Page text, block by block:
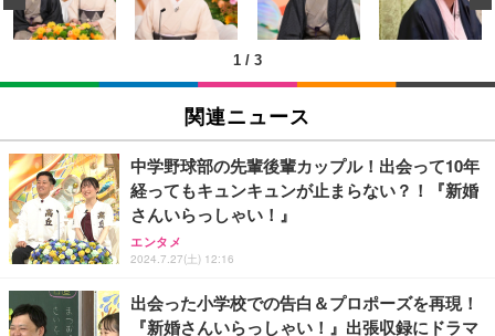
両耳 WEB会議/運動/ゲーム/通学通勤/スポーツ/音楽
用iPhone/Android対応 (002 black)
￥999
Grithope イヤホン タイプC【2026新モデル 耐久
重低音 遅延なし
￥949
Lightning to 3.5mm イヤホンジャック 変換 MFi認
証 【ハイレゾ音質】 内蔵DAC 遅延なし 48ビット/9
6KHz 音量調節対応
1 / 3
関連ニュース
中学野球部の先輩後輩カップル！出会って10年
経ってもキュンキュンが止まらない？！『新婚
さんいらっしゃい！』
エンタメ
2024.7.27(土) 12:16
出会った小学校での告白＆プロポーズを再現！
『新婚さんいらっしゃい！』出張収録にドラマ